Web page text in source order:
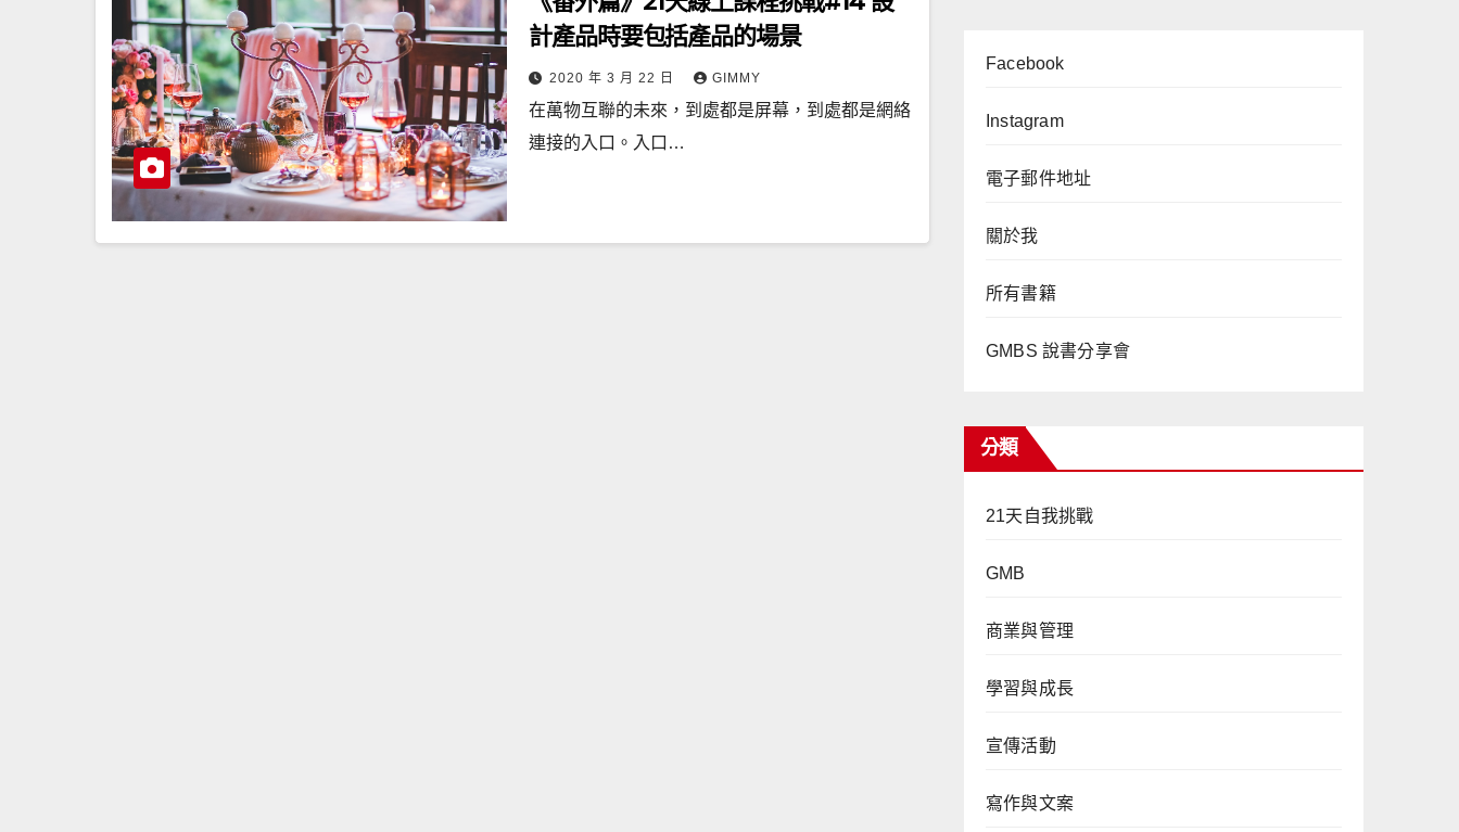
計產品時要包括產品的場景
2020 年 3 月 22 日 GIMMY
在萬物互聯的未來，到處都是屏幕，到處都是網絡
連接的入口。入口…
Facebook
Instagram
電子郵件地址
關於我
所有書籍
GMBS 說書分享會
分類
21天自我挑戰
GMB
商業與管理
學習與成長
宣傳活動
寫作與文案